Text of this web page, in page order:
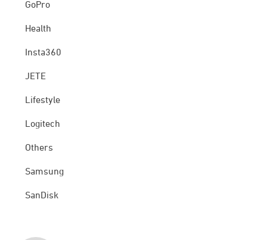
GoPro
Health
Insta360
JETE
Lifestyle
Logitech
Others
Samsung
SanDisk